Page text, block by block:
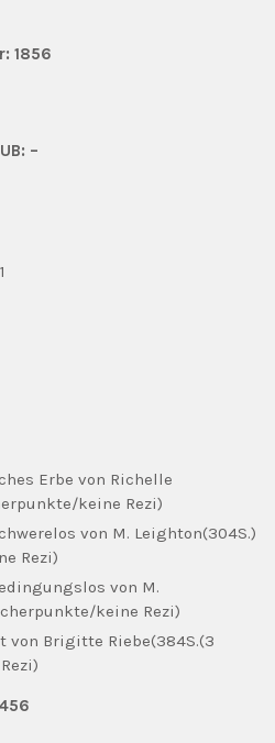
1856
–
Erbe von Richelle
keine Rezi)
von M. Leighton(304S.)
Rezi)
von M.
keine Rezi)
von Brigitte Riebe(384S.(3